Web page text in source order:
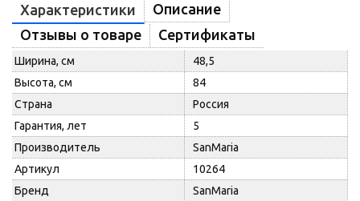
Характеристики
Описание
Отзывы о товаре
Сертификаты
Ширина, см
48,5
Высота, см
84
Страна
Россия
Гарантия, лет
5
Производитель
SanMaria
Артикул
10264
Бренд
SanMaria